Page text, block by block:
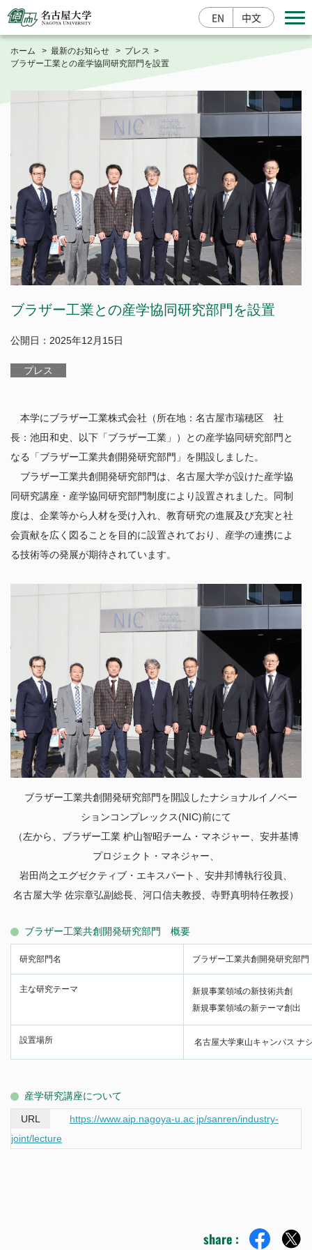
EN 中文
寄附する
入学案内 研究成果情報 産学官連携
大学概要
総長室
基本情報
栄誉・称号
大学の取組
中期目標・中期計画／評価
公表事項など
情報公開/個人情報保護
広報
学部・大学院・その他
学部
大学院
附置研究所
学内共同教育研究施設等
全学技術センター
教育・学生支援
ポリシー
カリキュラム・授業・履修
学生生活案内
授業料
経済支援（授業料等免除・奨学金）
学生の表彰
課外活動
その他キャンパスライフ
キャリア・就職支援
各種証明書の発行
研究活動
研究安全管理
若手研究者支援
社会貢献事業
名古屋大学発ベンチャー
名古屋大学への寄附について
卒業生に関する情報について
公開施設／大学見学
ネーミングライツ（命名権）事業募集について
国際展開・留学
国際展開について
留学について
ニュース
アクセス
キャンパスマップ
サイトポリシー
法人職員採用情報
ホーム 最新のお知らせ
プレス
ブラザー工業との産学協同研究部門を設置
ブラザー工業との産学協同研究部門を設置
公開日：2025年12月15日
プレス
本学にブラザー工業株式会社（所在地：名古屋市瑞穂区 社
長：池田和史、以下「ブラザー工業」）との産学協同研究部門と
なる「ブラザー工業共創開発研究部門 」を開設しました。
ブラザー工業共創開発研究部門は、名古屋大学が設けた産学協
同研究講座・産学協同研究部門制度により設置されました。同制
度は、企業等から人材を受け入れ、教育研究の進展及び充実と社
会貢献を広く図ることを目的に設置されており、産学の連携によ
る技術等の発展が期待されています。
ブラザー⼯業共創開発研究部⾨を開設したナショナルイノベー
ションコンプレックス(NIC)前にて
（左から、ブラザー⼯業 枦⼭智昭チーム・マネジャー、安井基博
プロジェクト・マネジャー、
岩⽥尚之エグゼクティブ・エキスパート、安井邦博執⾏役員、
名古屋⼤学 佐宗章弘副総⻑、河⼝信夫教授、寺野真明特任教授）
ブラザー工業共創開発研究部門 概要
研究部門名 ブラザー工業共創開発研究部門
主な研究テーマ
新規事業領域の新技術共創
新規事業領域の新テーマ創出
設置場所 名古屋⼤学東⼭キャンパス ナ
産学研究講座について
https://www.aip.nagoya-u.ac.jp/sanren/industry-
joint/lecture
share :